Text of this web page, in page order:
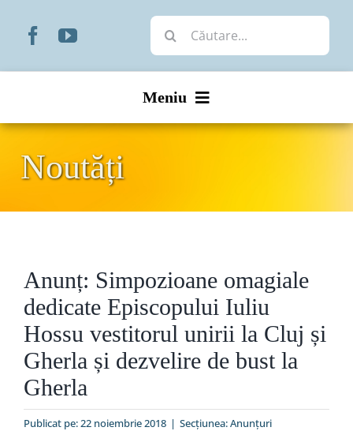
Cautare...
Meniu
Organizare
Liturgic
Special
Noutăți
Anunț: Simpozioane omagiale
dedicate Episcopului Iuliu
Hossu vestitorul unirii la Cluj și
Gherla și dezvelire de bust la
Gherla
Publicat pe: 22 noiembrie 2018 | Secțiunea:Anunţuri